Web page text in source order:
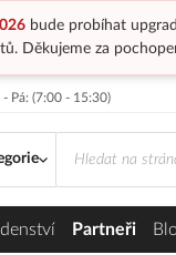
bude probíhat
Děkujeme za
- Pá: (7:00 - 15:30)
Partneři